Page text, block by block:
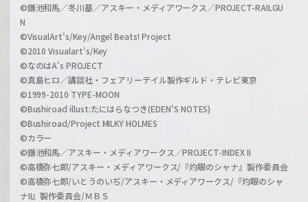
©鎌池和馬／冬川基／アスキー・メディアワークス／PROJECT-RAILGU
N
©VisualArt's/Key/Angel Beats! Project
©2010 Visualart's/Key
©なのはA's PROJECT
©真島ヒロ／講談社・フェアリーテイル製作ギルド・テレビ東京
©1999-2010 TYPE-MOON
©Bushiroad illust:たにはらなつき(EDEN'S NOTES)
©Bushiroad/Project MILKY HOLMES
©カラー
©鎌池和馬／アスキー・メディアワークス／PROJECT-INDEX II
©高橋弥七郎/アスキー・メディアワークス/『灼眼のシャナ』製作委員会
©高橋弥七郎/いとうのいぢ/アスキー・メディアワークス/『灼眼のシャ
ナII』製作委員会/ＭＢＳ